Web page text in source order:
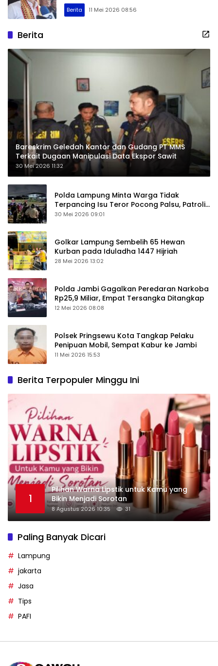
Berita 11 Mei 2026 08:56
Berita
Bareskrim Geledah Kantor dan Gudang PT MMS
Terkait Dugaan Manipulasi Data Ekspor Sawit
30 Mei 2026 11:32
Polda Lampung Minta Warga Tidak
Terpancing Isu Teror Pocong Palsu, Patroli
Keamanan Ditingkatkan
30 Mei 2026 09:01
Golkar Lampung Sembelih 65 Hewan
Kurban pada Iduladha 1447 Hijriah
28 Mei 2026 13:02
Polda Jambi Gagalkan Peredaran Narkoba
Rp25,9 Miliar, Empat Tersangka Ditangkap
12 Mei 2026 08:08
Polsek Pringsewu Kota Tangkap Pelaku
Penipuan Mobil, Sempat Kabur ke Jambi
11 Mei 2026 15:53
Berita Terpopuler Minggu Ini
1
Pilihan Warna Lipstik untuk Kamu yang
Bikin Menjadi Sorotan
8 Agustus 2026 10:35 31
Paling Banyak Dicari
Lampung
jakarta
Jasa
Tips
PAFI